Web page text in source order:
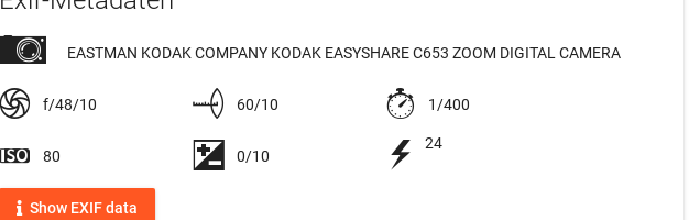
EASTMAN KODAK COMPANY KODAK EASYSHARE C653 ZOOM DIGITAL CAMERA
f/48/10 60/10 1/400
80 0/10
24
Show EXIF data